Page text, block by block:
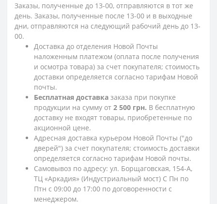
Заказы, полученные до 13-00, отправляются в тот же
день. Заказы, полученные после 13-00 и в выходные
дни, отправляются на следующий рабочий день до 13-
00.
Доставка до отделения Новой Почты
наложенным платежом (оплата после получения
и осмотра товара) за счет покупателя; стоимость
доставки определяется согласно тарифам Новой
почты.
Бесплатная доставка заказа при покупке
продукции на сумму от 2 500 грн. В бесплатную
доставку не входят товары, приобретенные по
акционной цене.
Адресная доставка курьером Новой Почты ("до
дверей") за счет покупателя; стоимость доставки
определяется согласно тарифам Новой почты.
Самовывоз по адресу: ул. Борщаговская, 154-А,
ТЦ «Аркадия» (Индустриальный мост) С Пн по
Птн с 09:00 до 17:00 по договоренности с
менеджером.